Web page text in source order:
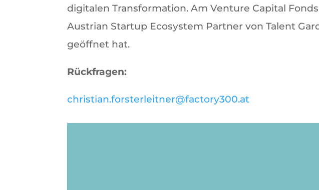
digitalen Transformation. Am Venture Capital
Austrian Startup Ecosystem Partner von Talent
geöffnet hat.
Rückfragen:
christian.forsterleitner@factory300.at